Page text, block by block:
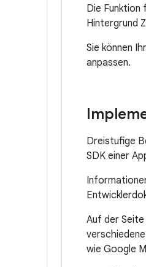
Die Funktion
Hintergrund
Sie können
anpassen.
Dreistufige
SDK einer
Auf der Seite
wie Google